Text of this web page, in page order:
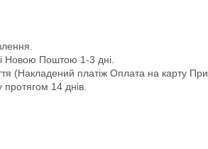
Новою Поштою 1-3 дні.
(Накладений платіж Оплата на карту
14 днів.